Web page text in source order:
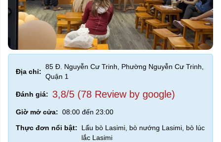
Địa chỉ:
85 Đ. Nguyễn Cư Trinh, Phường Nguyễn Cư Trinh,
Quận 1
Đánh giá: 3,8/5 (78 Review by google)
Giờ mở cửa: 08:00 đến 23:00
Thực đơn nổi bật:
Lẩu bò Lasimi, bò nướng Lasimi, bò lúc
lắc Lasimi